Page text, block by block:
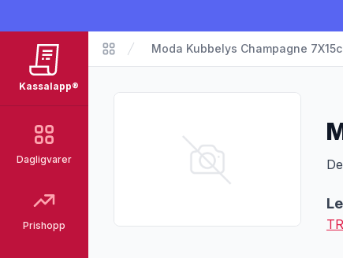
Kassalapp®
Dagligvarer
Prishopp
Matvarer
Moda Kubbelys Champagne